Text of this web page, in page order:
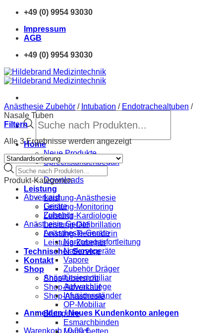
Zum
springen
+49 (0) 9954 93030
Impressum
AGB
+49 (0) 9954 93030
Products
search
Home
Neue Produkte
Sprechstundenbedarf
Finanzierung
Downloads
Leistung
Leistung-Anästhesie
Leistung-Monitoring
Leistung-Kardiologie
Leistung-Defibrillation
Leistung-Tiermedizin
Leistung-Zubehör
Technischer Service
Kontakt
Shop
Shop-Übersicht
Shop-Abverkauf
Shop-Anästhesie
Anmelden / Neues Kundenkonto anlegen
Warenkorb /0,00€
Anästhesie Zubehör / Intubation / Endotrachealtuben /
Nasale Tuben
Filtern
Alle 3 Ergebnisse werden angezeigt
Products
search
Produkt-Kategorien
Abverkauf
Geräte
Zubehör
Anästhesie Geräte
Anästhesie-Geräte
Narkosegasfortleitung
Narkosegeräte
Vapore
Zubehör Dräger
Anästhesiemobiliar
Aufwachliege
Infusionsständer
OP-Mobiliar
Blutsperre
Esmarchbinden
Manschetten